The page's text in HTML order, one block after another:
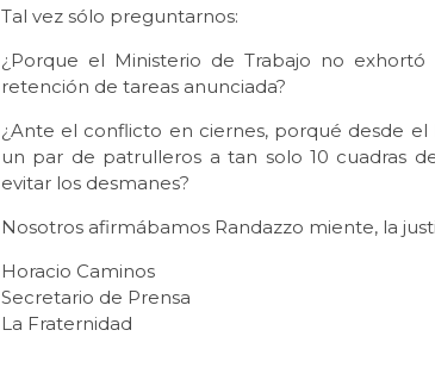
Tal vez sólo preguntarnos:
¿Porque el Ministerio de Trabajo no
retención de tareas anunciada?
¿Ante el conflicto en ciernes, porqué desde
un par de patrulleros a tan solo 10 cuadras
evitar los desmanes?
Nosotros afirmábamos Randazzo miente, la
Horacio Caminos
Secretario de Prensa
La Fraternidad